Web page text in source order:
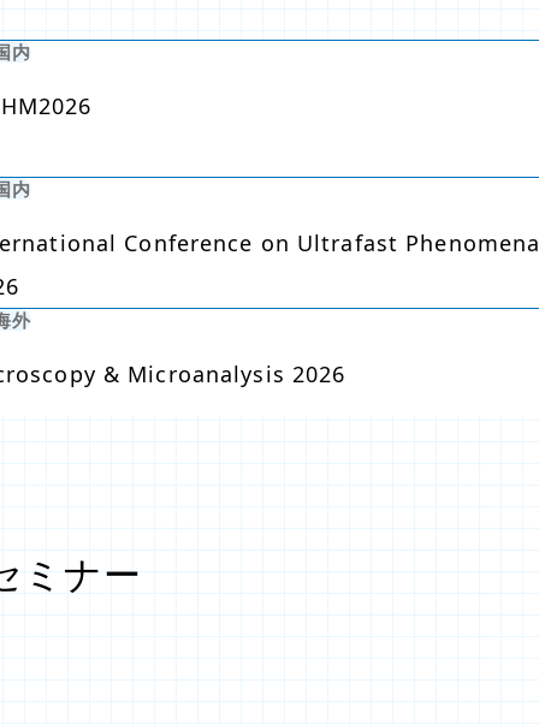
内
内
Conference on Ultrafast Phenomena
外
& Microanalysis 2026
ミナー